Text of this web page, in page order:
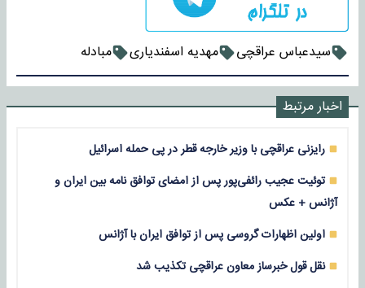
سیدعباس عراقچی مهدیه اسفندیاری مبادله
اخبار مرتبط
رایزنی عراقچی با وزیر خارجه قطر در پی حمله اسرائیل
توئیت عجیب رائفی‌پور پس از امضای توافق نامه بین ایران و
آژانس + عکس
اولین اظهارات گروسی پس از توافق ایران با آژانس
نقل قول خبرساز معاون عراقچی تکذیب شد